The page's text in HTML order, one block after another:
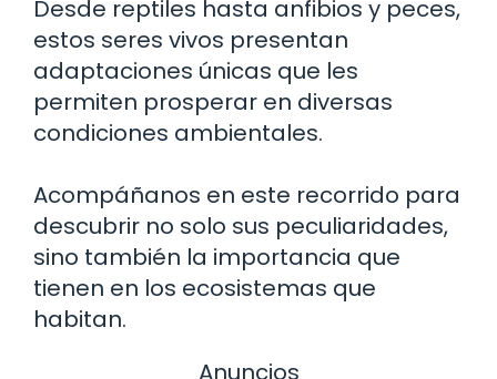
Desde reptiles hasta anfibios y peces,
estos seres vivos presentan
adaptaciones únicas que les
permiten prosperar en diversas
condiciones ambientales.
Acompáñanos en este recorrido para
descubrir no solo sus peculiaridades,
sino también la importancia que
tienen en los ecosistemas que
habitan.
Anuncios